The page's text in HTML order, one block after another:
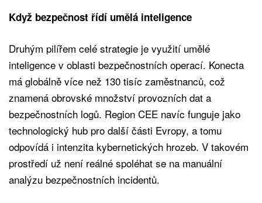
Když bezpečnost řídí umělá inteligence
Druhým pilířem celé strategie je využití umělé
inteligence v oblasti bezpečnostních operací. Konecta
má globálně více než 130 tisíc zaměstnanců, což
znamená obrovské množství provozních dat a
bezpečnostních logů. Region CEE navíc funguje jako
technologický hub pro další části Evropy, a tomu
odpovídá i intenzita kybernetických hrozeb. V takovém
prostředí už není reálné spoléhat se na manuální
analýzu bezpečnostních incidentů.